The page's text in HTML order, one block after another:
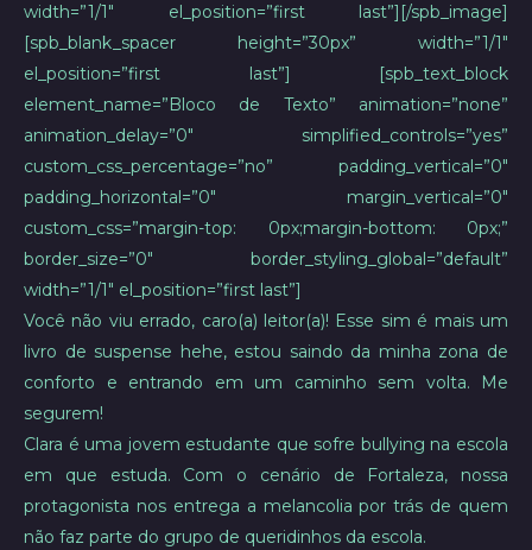
width=”1/1″ el_position=”first last”][/spb_image]
[spb_blank_spacer height=”30px” width=”1/1″
el_position=”first last”] [spb_text_block
element_name=”Bloco de Texto” animation=”none”
animation_delay=”0″ simplified_controls=”yes”
custom_css_percentage=”no” padding_vertical=”0″
padding_horizontal=”0″ margin_vertical=”0″
custom_css=”margin-top: 0px;margin-bottom: 0px;”
border_size=”0″ border_styling_global=”default”
width=”1/1″ el_position=”first last”]
Você não viu errado, caro(a) leitor(a)! Esse sim é mais um
livro de suspense hehe, estou saindo da minha zona de
conforto e entrando em um caminho sem volta. Me
segurem!
Clara é uma jovem estudante que sofre bullying na escola
em que estuda. Com o cenário de Fortaleza, nossa
protagonista nos entrega a melancolia por trás de quem
não faz parte do grupo de queridinhos da escola.